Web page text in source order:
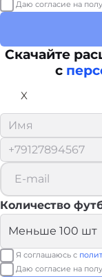
Даю согласие на
Скачайте
с
X
Количество
Я соглашаюсь с
Даю согласие на